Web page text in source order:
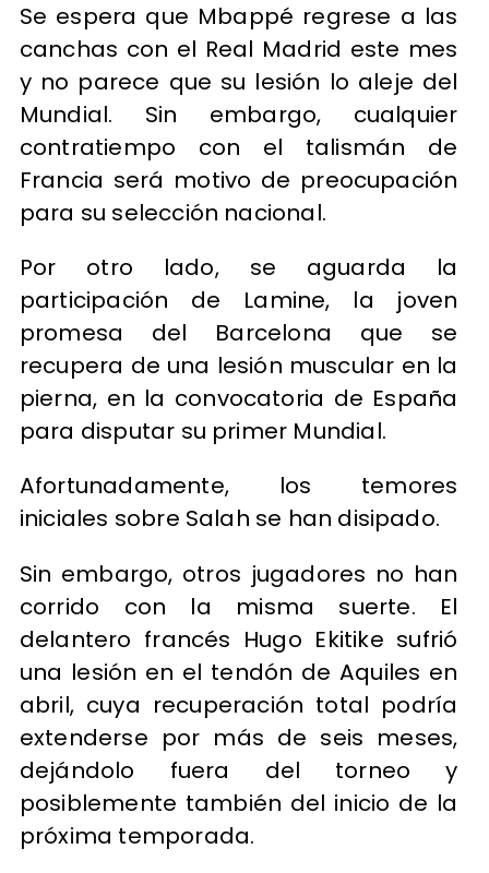
Se espera que Mbappé regrese a las
canchas con el Real Madrid este mes
y no parece que su lesión lo aleje del
Mundial. Sin embargo, cualquier
contratiempo con el talismán de
Francia será motivo de preocupación
para su selección nacional.
Por otro lado, se aguarda la
participación de Lamine, la joven
promesa del Barcelona que se
recupera de una lesión muscular en la
pierna, en la convocatoria de España
para disputar su primer Mundial.
Afortunadamente, los temores
iniciales sobre Salah se han disipado.
Sin embargo, otros jugadores no han
corrido con la misma suerte. El
delantero francés Hugo Ekitike sufrió
una lesión en el tendón de Aquiles en
abril, cuya recuperación total podría
extenderse por más de seis meses,
dejándolo fuera del torneo y
posiblemente también del inicio de la
próxima temporada.